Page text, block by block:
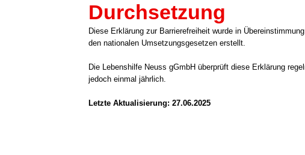
Durchsetzung
Die­se Erklä­rung zur Bar­rie­re­frei­heit wur­de in
den natio­na­len Umset­zungs­ge­set­zen erstellt.
Die Lebens­hil­fe Neuss gGmbH über­prüft die­se Erklä­rung
jedoch ein­mal jähr­lich.
Letz­te Aktua­li­sie­rung: 27.06.2025